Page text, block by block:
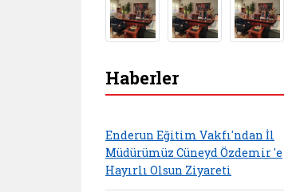
Haberler
Enderun Eğitim Vakfı'ndan İl
Müdürümüz Cüneyd Özdemir 'e
Hayırlı Olsun Ziyareti